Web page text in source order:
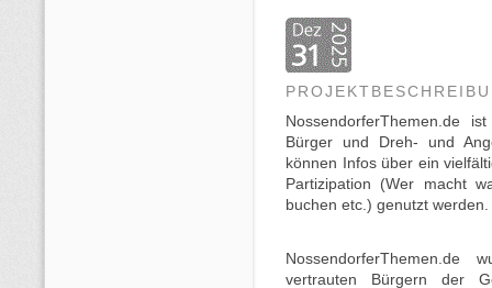
NossendorferThemen.de
Bürger und Dreh- und
können Infos über ein
Partizipation (Wer macht
buchen etc.) genutzt werden.
vertrauten Bürgern der